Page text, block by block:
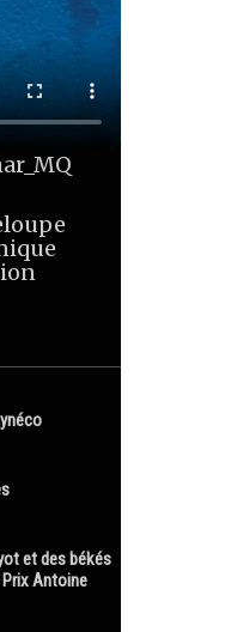
et des békés
Antoine